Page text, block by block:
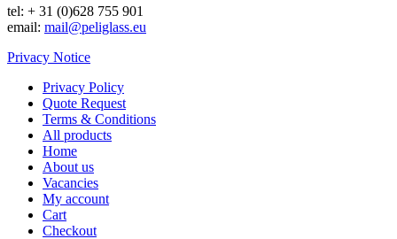
tel: + 31 (0)628 755 901
email: mail@peliglass.eu
Privacy Notice
Privacy Policy
Quote Request
Terms & Conditions
All products
Home
About us
Vacancies
My account
Cart
Checkout